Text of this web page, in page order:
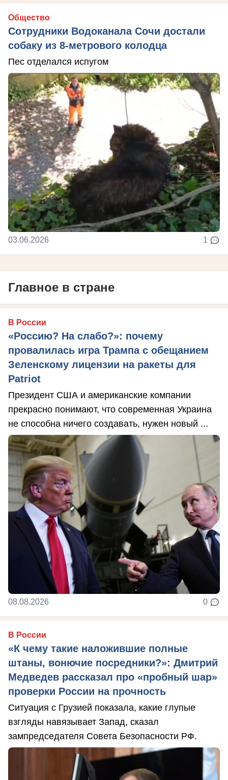
Общество
Сотрудники Водоканала Сочи достали
собаку из 8-метрового колодца
Пес отделался испугом
03.06.2026 1
Главное в стране
В России
«Россию? На слабо?»: почему
провалилась игра Трампа с обещанием
Зеленскому лицензии на ракеты для
Patriot
Президент США и американские компании
прекрасно понимают, что современная Украина
не способна ничего создавать, нужен новый ...
08.08.2026 0
В России
«К чему такие наложившие полные
штаны, вонючие посредники?»: Дмитрий
Медведев рассказал про «пробный шар»
проверки России на прочность
Ситуация с Грузией показала, какие глупые
взгляды навязывает Запад, сказал
зампредседателя Совета Безопасности РФ.